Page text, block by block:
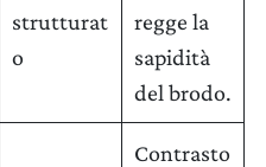
strutturat
o
regge la
sapidità
del brodo.
Contrasto